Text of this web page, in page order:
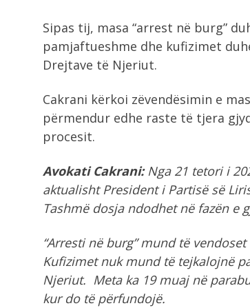
Sipas tij, masa “arrest në burg”
pamjaftueshme dhe kufizimet
Drejtave të Njeriut.
Cakrani kërkoi zëvendësimin e
përmendur edhe raste të tjera
procesit.
Avokati Cakrani:Nga 21 tetori i
aktualisht President i Partisë së
Tashmë dosja ndodhet në fazën e
“Arresti në burg” mund të
Kufizimet nuk mund të tejkalojnë
Njeriut. Meta ka 19 muaj në
kur do të përfundojë.